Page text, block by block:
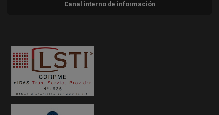
Canal interno de información